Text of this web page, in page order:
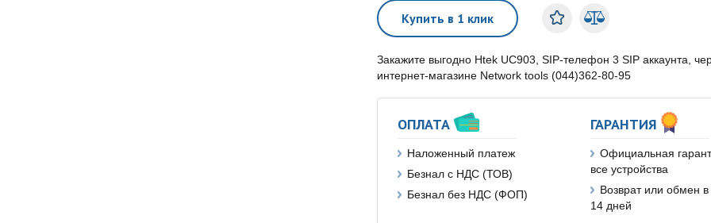
Купить в 1 клик
Закажите выгодно Htek UC903, SIP-телефон 3 SIP аккаунта,
интернет-магазине Network tools (044)362-80-95
ОПЛАТА
Наложенный платеж
Безнал с НДС (ТОВ)
Безнал без НДС (ФОП)
ГАРАНТИЯ
Официальная
все устройства
Возврат или обмен в
14 дней